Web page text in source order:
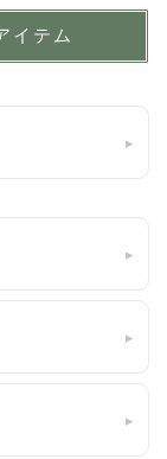
イテム
▸
▸
▸
▸